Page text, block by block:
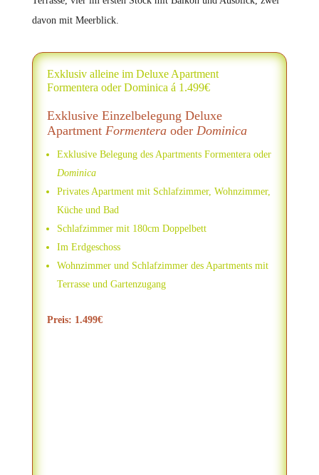
davon mit Meerblick.
Exklusiv alleine im Deluxe Apartment
Formentera oder Dominica á 1.499€
Exklusive Einzelbelegung Deluxe
Apartment Formenteraoder Dominica
Exklusive Belegung des Apartments Formentera oder
Dominica
Privates Apartment mit Schlafzimmer, Wohnzimmer,
Küche und Bad
Schlafzimmer mit 180cm Doppelbett
Im Erdgeschoss
Wohnzimmer und Schlafzimmer des Apartments mit
Terrasse und Gartenzugang
Preis: 1.499€